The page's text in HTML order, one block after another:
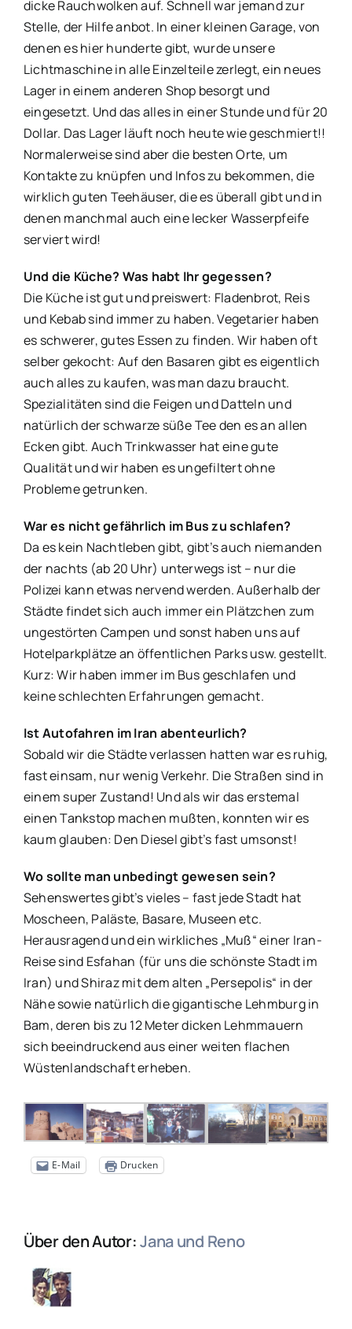
dicke Rauchwolken auf. Schnell war jemand zur
Stelle, der Hilfe anbot. In einer kleinen Garage, von
denen es hier hunderte gibt, wurde unsere
Lichtmaschine in alle Einzelteile zerlegt, ein neues
Lager in einem anderen Shop besorgt und
eingesetzt. Und das alles in einer Stunde und für 20
Dollar. Das Lager läuft noch heute wie geschmiert!!
Normalerweise sind aber die besten Orte, um
Kontakte zu knüpfen und Infos zu bekommen, die
wirklich guten Teehäuser, die es überall gibt und in
denen manchmal auch eine lecker Wasserpfeife
serviert wird!
Und die Küche? Was habt Ihr gegessen?
Die Küche ist gut und preiswert: Fladenbrot, Reis
und Kebab sind immer zu haben. Vegetarier haben
es schwerer, gutes Essen zu finden. Wir haben oft
selber gekocht: Auf den Basaren gibt es eigentlich
auch alles zu kaufen, was man dazu braucht.
Spezialitäten sind die Feigen und Datteln und
natürlich der schwarze süße Tee den es an allen
Ecken gibt. Auch Trinkwasser hat eine gute
Qualität und wir haben es ungefiltert ohne
Probleme getrunken.
War es nicht gefährlich im Bus zu schlafen?
Da es kein Nachtleben gibt, gibt’s auch niemanden
der nachts (ab 20 Uhr) unterwegs ist – nur die
Polizei kann etwas nervend werden. Außerhalb der
Städte findet sich auch immer ein Plätzchen zum
ungestörten Campen und sonst haben uns auf
Hotelparkplätze an öffentlichen Parks usw. gestellt.
Kurz: Wir haben immer im Bus geschlafen und
keine schlechten Erfahrungen gemacht.
Ist Autofahren im Iran abenteurlich?
Sobald wir die Städte verlassen hatten war es ruhig,
fast einsam, nur wenig Verkehr. Die Straßen sind in
einem super Zustand! Und als wir das erstemal
einen Tankstop machen mußten, konnten wir es
kaum glauben: Den Diesel gibt’s fast umsonst!
Wo sollte man unbedingt gewesen sein?
Sehenswertes gibt’s vieles – fast jede Stadt hat
Moscheen, Paläste, Basare, Museen etc.
Herausragend und ein wirkliches „Muß“ einer Iran-
Reise sind Esfahan (für uns die schönste Stadt im
Iran) und Shiraz mit dem alten „Persepolis“ in der
Nähe sowie natürlich die gigantische Lehmburg in
Bam, deren bis zu 12 Meter dicken Lehmmauern
sich beeindruckend aus einer weiten flachen
Wüstenlandschaft erheben.
E-Mail Drucken
Über den Autor:Jana und Reno